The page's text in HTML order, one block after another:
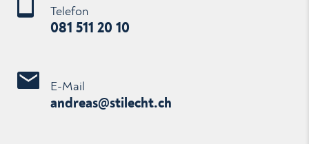
Telefon
081 511 20 10
E-Mail
ndr s st l cht ch